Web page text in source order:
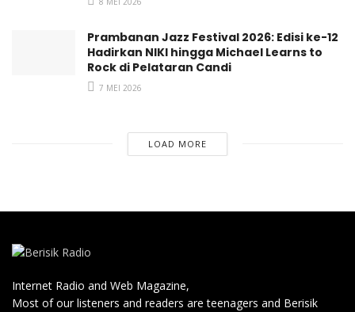
Prambanan Jazz Festival 2026: Edisi ke-12
Hadirkan NIKI hingga Michael Learns to
Rock di Pelataran Candi
7 MEI 2026
LOAD MORE
Internet Radio and Web Magazine,
Most of our listeners and readers are teenagers and Berisik